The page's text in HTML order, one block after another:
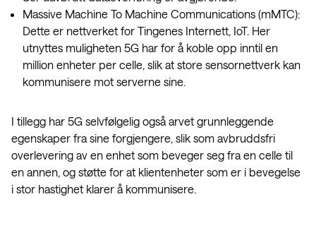
Massive Machine To Machine Communications (mMTC):
Dette er nettverket for Tingenes Internett, IoT. Her
utnyttes muligheten 5G har for å koble opp inntil en
million enheter per celle, slik at store sensornettverk kan
kommunisere mot serverne sine.
I tillegg har 5G selvfølgelig også arvet grunnleggende
egenskaper fra sine forgjengere, slik som avbruddsfri
overlevering av en enhet som beveger seg fra en celle til
en annen, og støtte for at klientenheter som er i bevegelse
i stor hastighet klarer å kommunisere.